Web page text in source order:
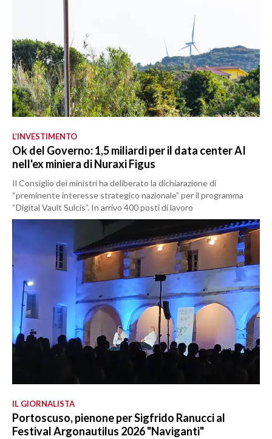
L’INVESTIMENTO
Ok del Governo: 1,5 miliardi per il data center AI
nell'ex miniera di Nuraxi Figus
Il Consiglio dei ministri ha deliberato la dichiarazione di
“preminente interesse strategico nazionale” per il programma
“Digital Vault Sulcis”. In arrivo 400 posti di lavoro
IL GIORNALISTA
Portoscuso, pienone per Sigfrido Ranucci al
Festival Argonautilus 2026 "Naviganti"